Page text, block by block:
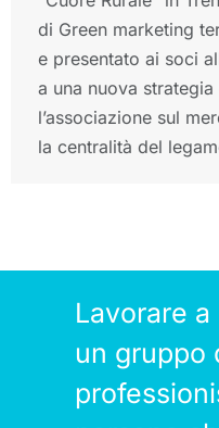
di Green marketing
e presentato ai soci
a una nuova
l’associazione sul
la centralità del
Lavorare
un gruppo